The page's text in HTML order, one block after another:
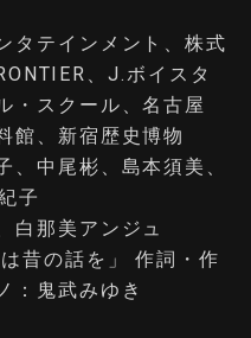
タテインメント、株式
、J.ボイスタ
・スクール、名古屋
館、新宿歴史博物
、中尾彬、島本須美、
子
白那美アンジュ
昔の話を」 作詞・作
：鬼武みゆき